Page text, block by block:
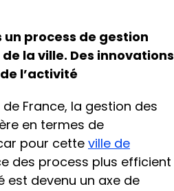
un process de gestion
la ville. Des innovations
l’activité
France, la gestion des
en termes de
pour cette ville de
des process plus efficient
est devenu un axe de